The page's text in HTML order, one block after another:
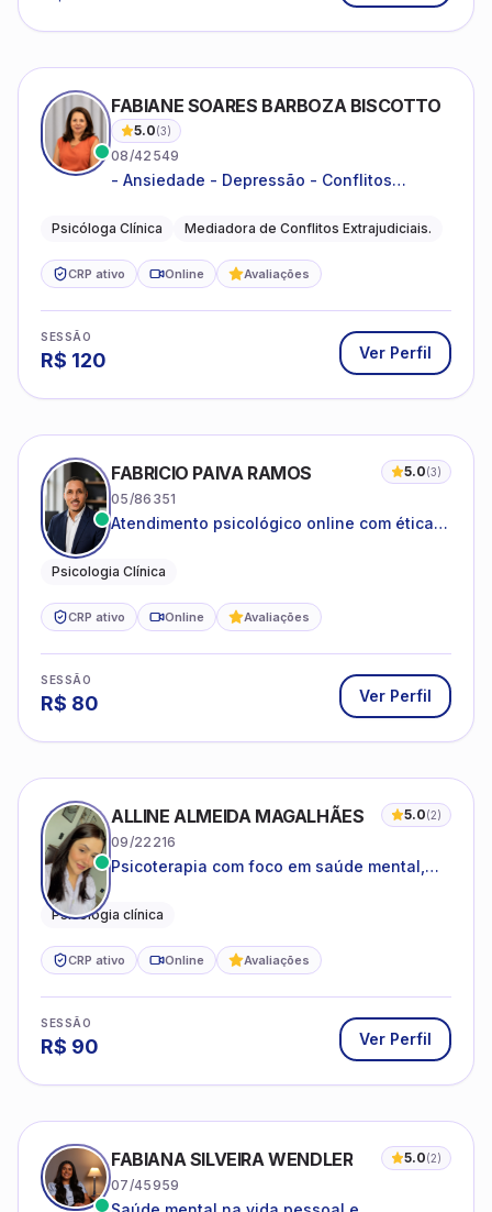
FABIANE SOARES BARBOZA BISCOTTO
5.0(3)
08/42549
- Ansiedade - Depressão - Conflitos
relacionamentos - Autoestima -
Psicóloga Clínica Mediadora de Conflitos Extrajudiciais.
CRP ativo Online Avaliações
SESSÃO
R$ 120 Ver Perfil
FABRICIO PAIVA RAMOS 5.0(3)
05/86351
Atendimento psicológico online com ética,
Psicologia Clínica
CRP ativo Online Avaliações
SESSÃO
R$ 80 Ver Perfil
ALLINE ALMEIDA MAGALHÃES 5.0(2)
09/22216
Psicoterapia com foco em saúde mental,
adolescentes e adultos.
Psicologia clínica
CRP ativo Online Avaliações
SESSÃO
R$ 90 Ver Perfil
FABIANA SILVEIRA WENDLER 5.0(2)
07/45959